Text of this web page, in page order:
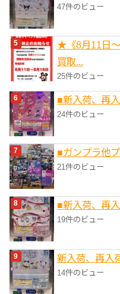
47件のビュー
★《8月11日
買取...
25件のビュー
■新入荷、再
24件のビュー
■ガンプラ他
21件のビュー
■新入荷、再
19件のビュー
新入荷、再入
14件のビュー